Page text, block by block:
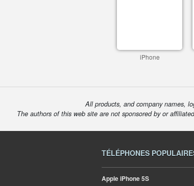
iPhone
All products, and company names,
The authors of this web site are not sponsored by or
TÉLÉPHONES
AppleiPhone 5S